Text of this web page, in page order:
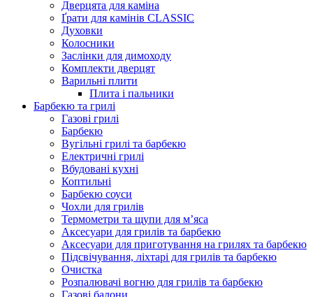
Дверцята для каміна
Ґрати для камінів CLASSIC
Духовки
Колосники
Заслінки для димоходу
Комплекти дверцят
Варильні плити
Плита і пальники
Барбекю та грилі
Газові грилі
Барбекю
Вугільні грилі та барбекю
Електричні грилі
Вбудовані кухні
Коптильні
Барбекю соуси
Чохли для грилів
Термометри та щупи для м’яса
Аксесуари для грилів та барбекю
Аксесуари для приготування на грилях та барбекю
Підсвічування, ліхтарі для грилів та барбекю
Очистка
Розпалювачі вогню для грилів та барбекю
Газові балони